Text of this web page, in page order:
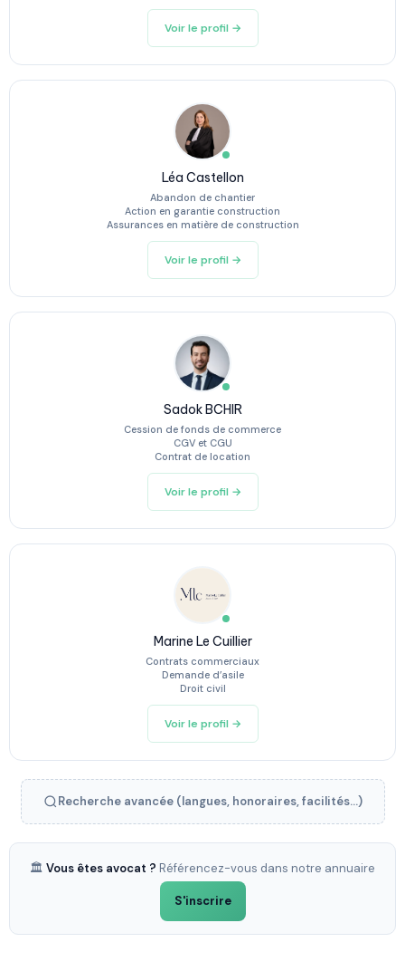
Voir le profil →
Léa Castellon
Abandon de chantier
Action en garantie construction
Assurances en matière de construction
Voir le profil →
Sadok BCHIR
Cession de fonds de commerce
CGV et CGU
Contrat de location
Voir le profil →
Marine Le Cuillier
Contrats commerciaux
Demande d’asile
Droit civil
Voir le profil →
Recherche avancée (langues, honoraires, facilités...)
🏛️ Vous êtes avocat ? Référencez-vous dans notre annuaire
S'inscrire